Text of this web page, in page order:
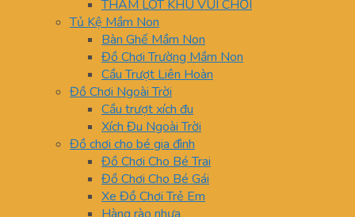
THẢM LÓT KHU VUI CHƠI
Tủ Kệ Mầm Non
Bàn Ghế Mầm Non
Đồ Chơi Trường Mầm Non
Cầu Trượt Liên Hoàn
Đồ Chơi Ngoài Trời
Cầu trượt xích đu
Xích Đu Ngoài Trời
Đồ chơi cho bé gia đình
Đồ Chơi Cho Bé Trai
Đồ Chơi Cho Bé Gái
Xe Đồ Chơi Trẻ Em